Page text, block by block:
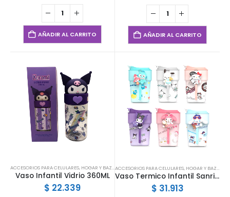
AÑADIR AL CARRITO AÑADIR AL CARRITO
ACCESORIOS PARA CELULARES, HOGAR Y BAZAR ,INFANTIL
Vaso Infantil Vidrio 360ML
$ 22.339
ACCESORIOS PARA CELULARES, HOGAR Y BAZAR
Vaso Termico Infantil Sanrio 380ML
$ 31.913